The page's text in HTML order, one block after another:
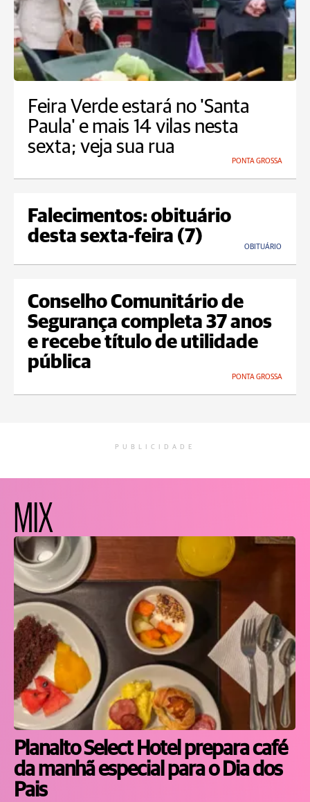
Feira Verde estará no 'Santa
Paula' e mais 14 vilas nesta
sexta; veja sua rua
PONTA GROSSA
Falecimentos: obituário
desta sexta-feira (7)
OBITUÁRIO
Conselho Comunitário de
Segurança completa 37 anos
e recebe título de utilidade
pública
PONTA GROSSA
PUBLICIDADE
MIX
Planalto Select Hotel prepara café
da manhã especial para o Dia dos
Pais